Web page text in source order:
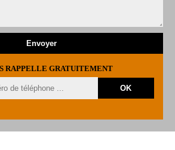
RAPPELLE GRATUITEMENT